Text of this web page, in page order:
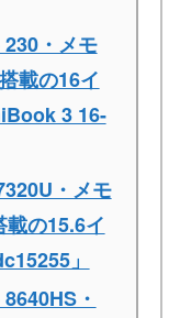
・メモ
載の16イ
3 16-
・メモ
の15.6イ
」
・